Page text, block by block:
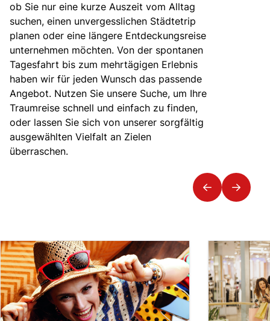
ob Sie nur eine kurze Auszeit vom Alltag
suchen, einen unvergesslichen Städtetrip
planen oder eine längere Entdeckungsreise
unternehmen möchten. Von der spontanen
Tagesfahrt bis zum mehrtägigen Erlebnis
haben wir für jeden Wunsch das passende
Angebot. Nutzen Sie unsere Suche, um Ihre
Traumreise schnell und einfach zu finden,
oder lassen Sie sich von unserer sorgfältig
ausgewählten Vielfalt an Zielen
überraschen.